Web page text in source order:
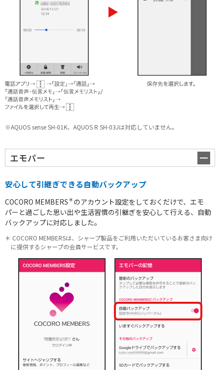
※AQUOS sense SH-01K、AQUOS R SH-03Jは対応していません。
エモパー
安心して引継ぎできる自動バックアップ
COCORO MEMBERS ＊ のアカウント設定をしておくだけで、エモ
パーと過ごした思い出や生活習慣の引継ぎを安心して行える、自動
バックアップに対応しました。
＊ COCORO MEMBERSは、シャープ製品をご利用いただいているお客さま向け
に提供するシャープの会員サービスです。